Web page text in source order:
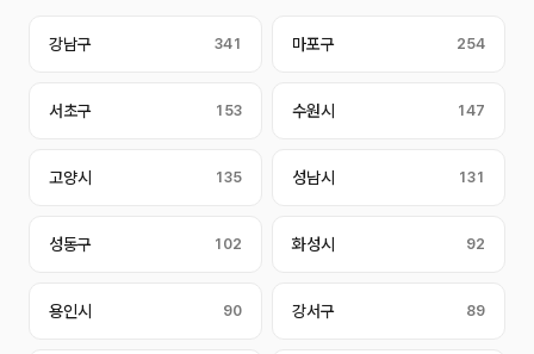
강남구 341 마포구 254
서초구 153 수원시 147
고양시 135 성남시 131
성동구 102 화성시 92
용인시 90 강서구 89